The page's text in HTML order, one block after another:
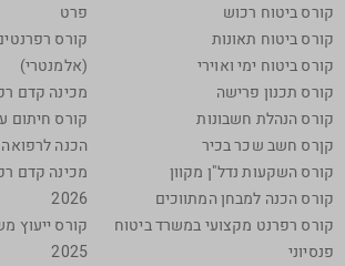
קורס ביטוח רכוש
קורס ביטוח תאונות
קורס ביטוח ימי ואוירי
קורס תכנון פרישה
קורס הנהלת חשבונות
קןרס חשב שכר בכיר
קורס השקעות נדל"ן מקוון
קורס הכנה למבחן המתווכים
קורס רפרנט מקצועי במשרד ביטוח
פנסיוני
פרט
קורס
(אלמנטרי)
מכינה קדם
קורס חיתום
הכנה לרפואה
מכינה קדם
2026
קורס ייעוץ
2025